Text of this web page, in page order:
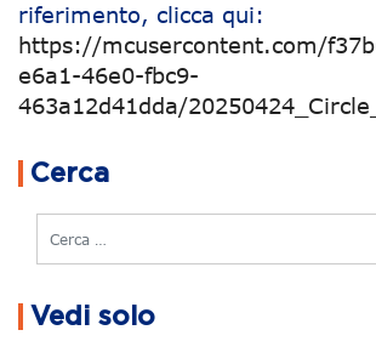
riferimento, clicca qui:
https://mcusercontent.com/
e6a1-46e0-fbc9-
463a12d41dda/
Cerca
Cerca
Vedi solo